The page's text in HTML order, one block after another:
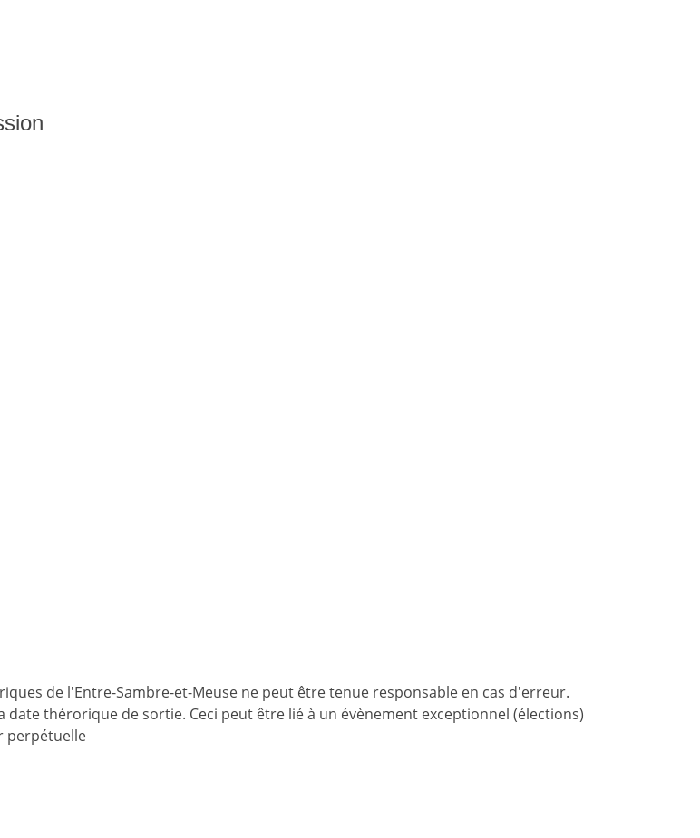
de l'Entre-Sambre-et-Meuse ne peut être tenue responsable en cas d'erreur.
thérorique de sortie. Ceci peut être lié à un évènement exceptionnel (élections)
perpétuelle